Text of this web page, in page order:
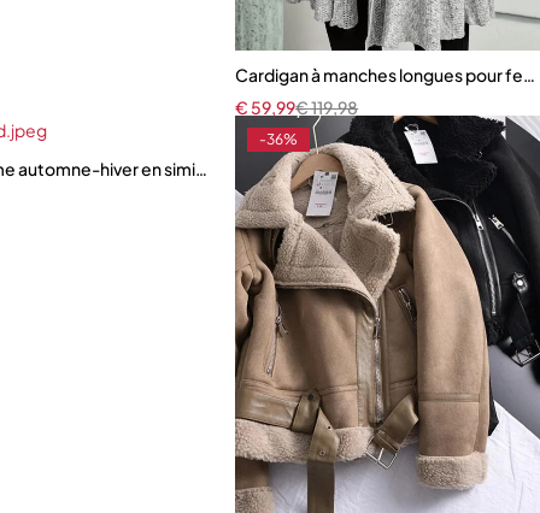
Cardigan à manches longues pour
€119,98
€ 59,99
automne-hiver en similicuir et fausse fourrure d’agneau –
-36%